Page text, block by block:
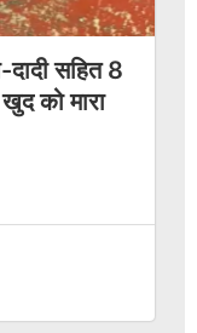
सहित 8
को मारा